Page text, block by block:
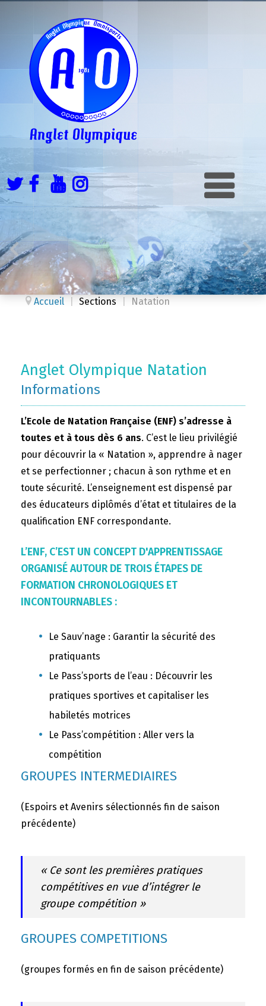
Accueil Sections Natation
Anglet Olympique Natation
Informations
L’Ecole de Natation Française (ENF) s’adresse à
toutes et à tous dès 6 ans. C’est le lieu privilégié
pour découvrir la « Natation », apprendre à nager
et se perfectionner ; chacun à son rythme et en
toute sécurité. L’enseignement est dispensé par
des éducateurs diplômés d’état et titulaires de la
qualification ENF correspondante.
L’ENF, C’EST UN CONCEPT D'APPRENTISSAGE
ORGANISÉ AUTOUR DE TROIS ÉTAPES DE
FORMATION CHRONOLOGIQUES ET
INCONTOURNABLES :
Le Sauv’nage : Garantir la sécurité des
pratiquants
Le Pass’sports de l’eau : Découvrir les
pratiques sportives et capitaliser les
habiletés motrices
Le Pass’compétition : Aller vers la
compétition
GROUPES INTERMEDIAIRES
(Espoirs et Avenirs sélectionnés fin de saison
précédente)
« Ce sont les premières pratiques
compétitives en vue d’intégrer le
groupe compétition »
GROUPES COMPETITIONS
(groupes formés en fin de saison précédente)